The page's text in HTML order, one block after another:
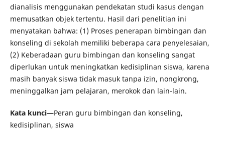
dianalisis menggunakan pendekatan studi kasus dengan
memusatkan objek tertentu. Hasil dari penelitian ini
menyatakan bahwa: (1) Proses penerapan bimbingan dan
konseling di sekolah memiliki beberapa cara penyelesaian,
(2) Keberadaan guru bimbingan dan konseling sangat
diperlukan untuk meningkatkan kedisiplinan siswa, karena
masih banyak siswa tidak masuk tanpa izin, nongkrong,
meninggalkan jam pelajaran, merokok dan lain-lain.
Kata kunci—Peran guru bimbingan dan konseling,
kedisiplinan, siswa